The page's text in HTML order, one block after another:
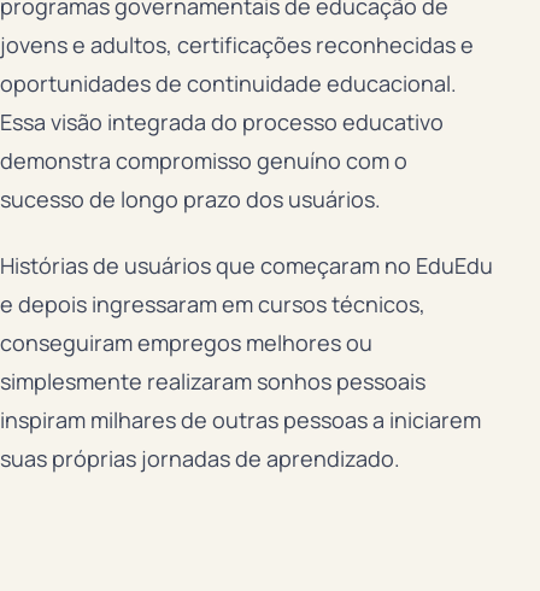
programas governamentais de educação de
jovens e adultos, certificações reconhecidas e
oportunidades de continuidade educacional.
Essa visão integrada do processo educativo
demonstra compromisso genuíno com o
sucesso de longo prazo dos usuários.
Histórias de usuários que começaram no EduEdu
e depois ingressaram em cursos técnicos,
conseguiram empregos melhores ou
simplesmente realizaram sonhos pessoais
inspiram milhares de outras pessoas a iniciarem
suas próprias jornadas de aprendizado.